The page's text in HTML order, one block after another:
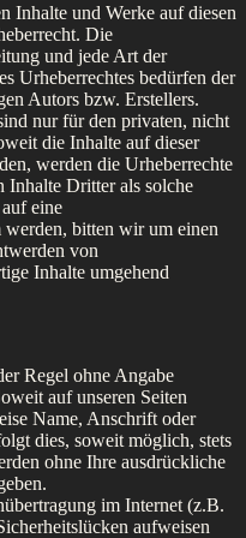
Inhalte und Werke auf diesen
Die
und jede Art der
Urheberrechtes bedürfen der
Autors bzw. Erstellers.
nur für den privaten, nicht
die Inhalte auf dieser
werden die Urheberrechte
Inhalte Dritter als solche
eine
werden, bitten wir um einen
von
Inhalte umgehend
Regel ohne Angabe
auf unseren Seiten
Name, Anschrift oder
dies, soweit möglich, stets
ohne Ihre ausdrückliche
im Internet (z.B.
aufweisen